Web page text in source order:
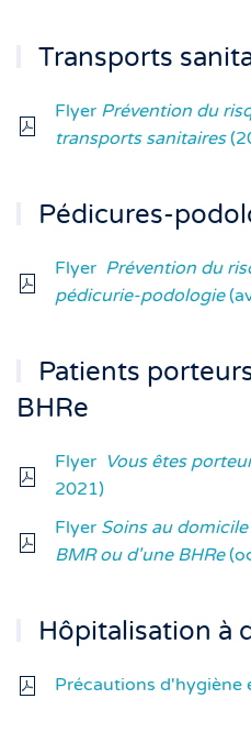
Transports
Flyer Prévention du
transports sanitaires
Pédicures-
Flyer Prévention du
pédicurie-podologie
Patients
BHRe
Flyer Vous êtes
2021)
Flyer Soins au
BMR ou d'une BHRe
Hôpitalisation à
Précautions d'hygiène